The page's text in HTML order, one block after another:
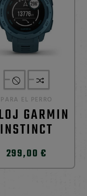
PARA EL PERRO
GARMIN
INSTINCT
299,00 €